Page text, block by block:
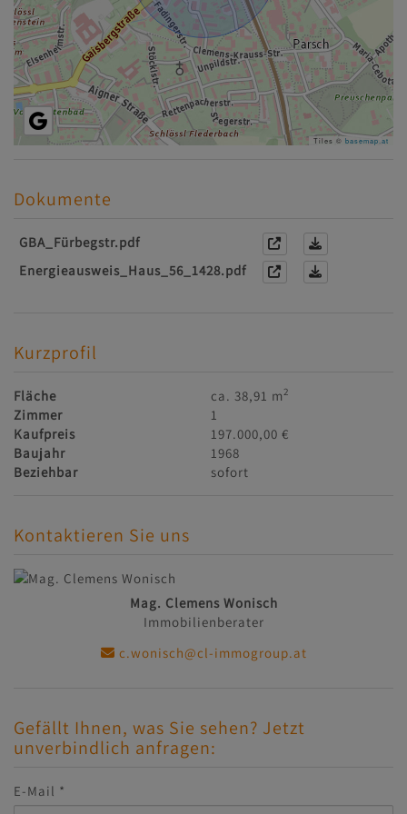
Tiles © basemap.at
Dokumente
GBA_Fürbegstr.pdf
Energieausweis_Haus_56_1428.pdf
Kurzprofil
Fläche ca. 38,91 m2
Zimmer
1
Kaufpreis
197.000,00 €
Baujahr
1968
Beziehbar
sofort
Kontaktieren Sie uns
Mag. Clemens Wonisch
Immobilienberater
c.wonisch@cl-immogroup.at
Gefällt Ihnen, was Sie sehen? Jetzt
unverbindlich anfragen:
E-Mail